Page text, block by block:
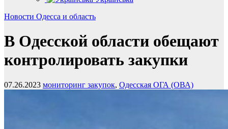
Новости Одесса и область
В Одесской области обещают
контролировать закупки
07.26.2023 мониторинг закупок, Одесская ОГА (ОВА)